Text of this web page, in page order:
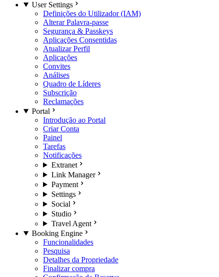
User Settings
Definições do Utilizador (IAM)
Alterar Palavra-passe
Segurança & Passkeys
Aplicações Consentidas
Atualizar Perfil
Aplicações
Convites
Análises
Quadro de Líderes
Subscrição
Reclamações
Portal
Introdução ao Portal
Criar Conta
Painel
Tarefas
Notificações
Extranet
Link Manager
Payment
Settings
Social
Studio
Travel Agent
Booking Engine
Funcionalidades
Pesquisa
Detalhes da Propriedade
Finalizar compra